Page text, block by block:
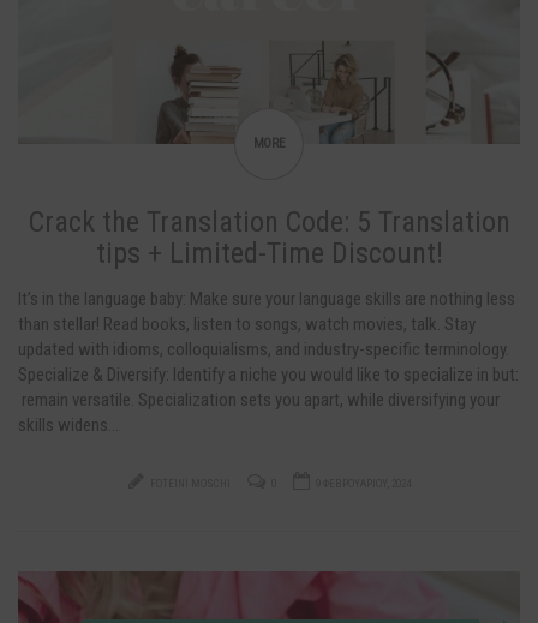
MORE
Crack the Translation Code: 5 Translation
tips + Limited-Time Discount!
It’s in the language baby: Make sure your language skills are nothing less
than stellar! Read books, listen to songs, watch movies, talk. Stay
updated with idioms, colloquialisms, and industry-specific terminology.
Specialize & Diversify: Identify a niche you would like to specialize in but:
remain versatile. Specialization sets you apart, while diversifying your
skills widens…